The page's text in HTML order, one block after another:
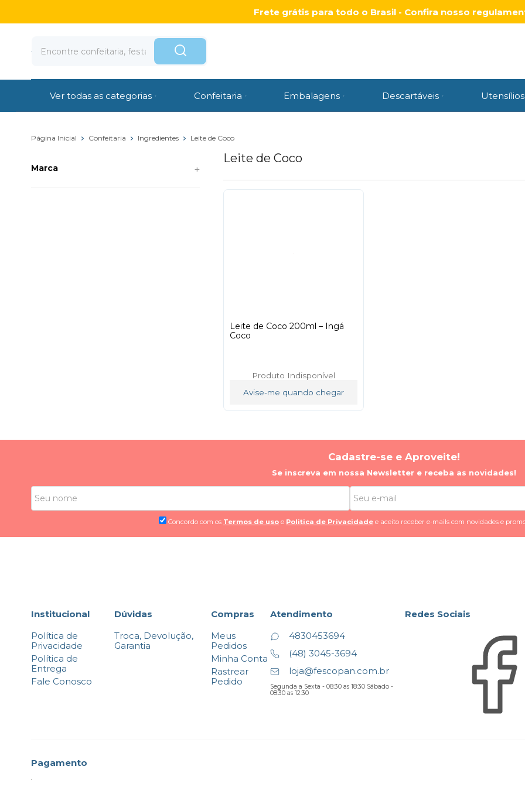
Frete grátis para todo o Brasil - Confira nosso
Ver todas as categorias Confeitaria Embalagens Descartáveis Utensílios
Página Inicial Confeitaria Ingredientes Leite de Coco
Marca
Leite de Coco
Leite de Coco 200ml – Ingá
Coco
Produto Indisponível
Avise-me quando chegar
Cadastre-se e Aproveite!
Se inscreva em nossa Newsletter e receba as novidades!
Concordo com os Termos de uso e Politica de Privacidade e aceito receber e-mails com novidades e
Institucional
Política de
Privacidade
Política de
Entrega
Fale Conosco
Dúvidas
Troca, Devolução,
Garantia
Compras
Meus
Pedidos
Minha Conta
Rastrear
Pedido
Atendimento
4830453694
(48) 3045-3694
loja@fescopan.com.br
Segunda a Sexta - 08:30 as 18:30 Sábado -
08:30 as 12:30
Redes Sociais
Pagamento